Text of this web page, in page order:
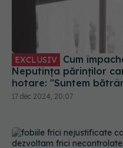
EXCLUSIV
Neputința părinților
hotare: "Suntem
scurg din mâini"
17 dec 2024, 20:07